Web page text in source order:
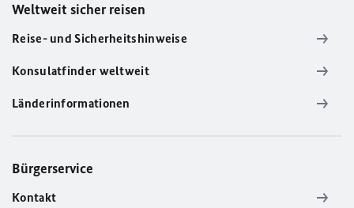
Weltweit sicher reisen
Reise- und Sicherheitshinweise
Konsulatfinder weltweit
Länderinformationen
Bürgerservice
Kontakt